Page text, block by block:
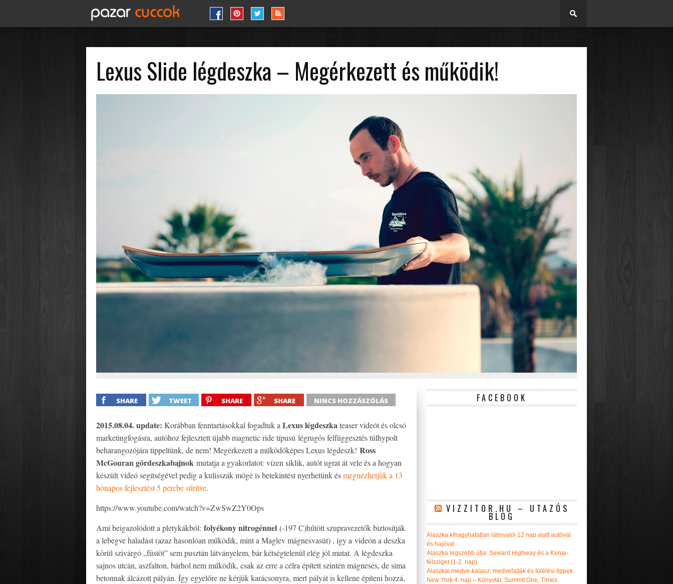
Lexus Slide légdeszka – Megérkezett és működik!
SHARE TWEET SHARE SHARE NINCS HOZZÁSZÓLÁS
2015.08.04. update: Korábban fenntartásokkal fogadtuk a Lexus légdeszka teaser videót és olcsó
marketingfogásra, autóhoz fejlesztett újabb magnetic ride típusú légrugós felfüggesztés túlhypolt
beharangozójára tippeltünk, de nem! Megérkezett a működőképes Lexus légdeszk! Ross
McGouran gördeszkabajnok mutatja a gyakorlatot: vízen siklik, autót ugrat át vele és a hogyan
készült videó segítségével pedig a kulisszák mögé is betekintést nyerhetünk ésmegnézhetjük a 13
hónapos fejlesztést 5 percbe sűrítve.
https://www.youtube.com/watch?v=ZwSwZ2Y0Ops
Ami beigazolódott a pletykákból: folyékony nitrogénnel (-197 C)hűtött szupravezetők biztosítják
a lebegve haladást (azaz hasonlóan működik, mint a Maglev mágnesvasút) , így a videón a deszka
körül szivárgó „füstöt” sem pusztán látványelem, bár kétségtelenül elég jól mutat. A légdeszka
sajnos utcán, aszfalton, bárhol nem működik, csak az erre a célra épített szintén mágneses, de sima
betonnak álcázott pályán. Így egyelőre ne kérjük karácsonyra, mert pályát is kellene építeni hozzá,
FACEBOOK
VIZZITOR.HU – UTAZÓS
BLOG
Alaszka kihagyhatatlan látnivalói 12 nap alatt autóval
és hajóval
Alaszka legszebb útja: Seward Highway és a Kenai-
félsziget (1-2. nap)
Alaszkai medve-kalauz: medvefajták és túlélési tippek
New York 4. nap – Könyvtár, Summit One, Times